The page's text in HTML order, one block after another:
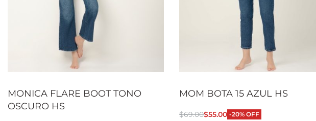
MONICA FLARE BOOT TONO
OSCURO HS
MOM BOTA 15 AZUL HS
$69.00$55.00 -20% OFF